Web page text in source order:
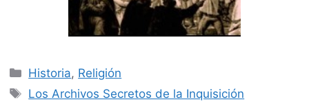
Categorías
Historia, Religión
Etiquetas
Los Archivos Secretos de la Inquisición